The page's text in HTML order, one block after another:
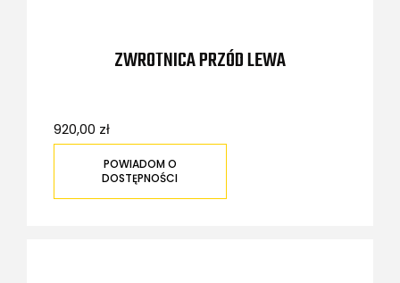
ZWROTNICA PRZÓD LEWA
920,00 zł
POWIADOM O
DOSTĘPNOŚCI